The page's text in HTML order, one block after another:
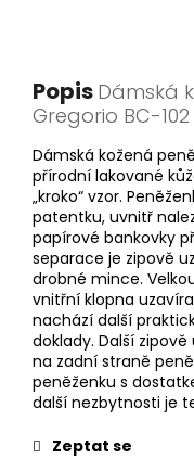
Popis Dámská
Gregorio BC-
Dámská kožená
přírodní lakované
„kroko“ vzor.
patentku, uvnitř
papírové bankovky
separace je zipově
drobné mince.
vnitřní klopna
nachází další
doklady. Další
na zadní straně
peněženku s
další nezbytnosti je
Zeptat se